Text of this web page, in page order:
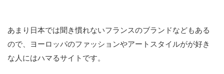
あまり日本では聞き慣れないフランスのブランドなどもある
ので、ヨーロッパのファッションやアートスタイルがが好き
な人にはハマるサイトです。